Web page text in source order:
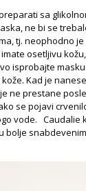
sa
ne bi se
tj. neophodno
osetljivu
isprobajte
Kad je
ne prestane
se pojavi
vode. Caudalie
bolje snabdevenim